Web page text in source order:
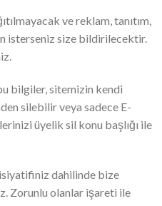
ve reklam, tanıtım,
isterseniz size bildirilecektir.
bilgiler, sitemizin kendi
silebilir veya sadece E-
üyelik sil konu başlığı ile
dahilinde bize
Zorunlu olanlar işareti ile